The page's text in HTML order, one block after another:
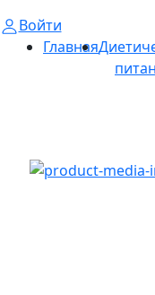
Войти
Главная